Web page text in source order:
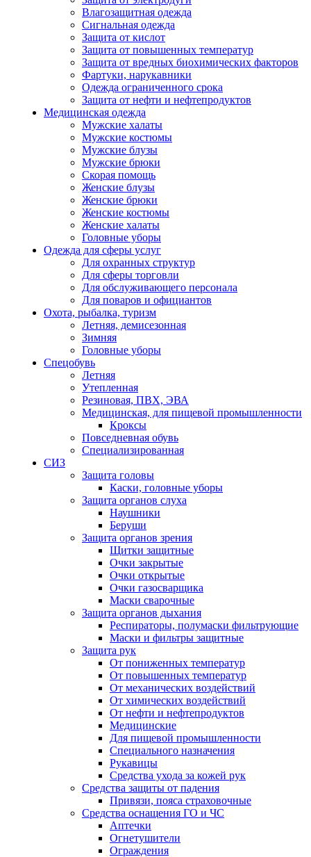
Влагозащитная одежда
Сигнальная одежда
Защита от кислот
Защита от повышенных температур
Защита от вредных биохимических факторов
Фартуки, нарукавники
Одежда ограниченного срока
Защита от нефти и нефтепродуктов
Медицинская одежда
Мужские халаты
Мужские костюмы
Мужские блузы
Мужские брюки
Скорая помощь
Женские блузы
Женские брюки
Женские костюмы
Женские халаты
Головные уборы
Одежда для сферы услуг
Для охранных структур
Для сферы торговли
Для обслуживающего персонала
Для поваров и официантов
Охота, рыбалка, туризм
Летняя, демисезонная
Зимняя
Головные уборы
Спецобувь
Летняя
Утепленная
Резиновая, ПВХ, ЭВА
Медицинская, для пищевой промышленности
Кроксы
Повседневная обувь
Специализированная
СИЗ
Защита головы
Каски, головные уборы
Защита органов слуха
Наушники
Беруши
Защита органов зрения
Щитки защитные
Очки закрытые
Очки открытые
Очки газосварщика
Маски сварочные
Защита органов дыхания
Респираторы, полумаски фильтрующие
Маски и фильтры защитные
Защита рук
От пониженных температур
От повышенных температур
От механических воздействий
От химических воздействий
От нефти и нефтепродуктов
Медицинские
Для пищевой промышленности
Специального назначения
Рукавицы
Средства ухода за кожей рук
Средства защиты от падения
Привязи, пояса страховочные
Средства оснащения ГО и ЧС
Аптечки
Огнетушители
Ограждения